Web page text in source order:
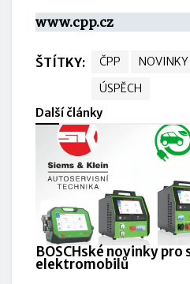
www.cpp.cz
ŠTÍTKY: ČPP NOVINKY
ÚSPĚCH
Další články
BOSCHské novinky pro
elektromobilů